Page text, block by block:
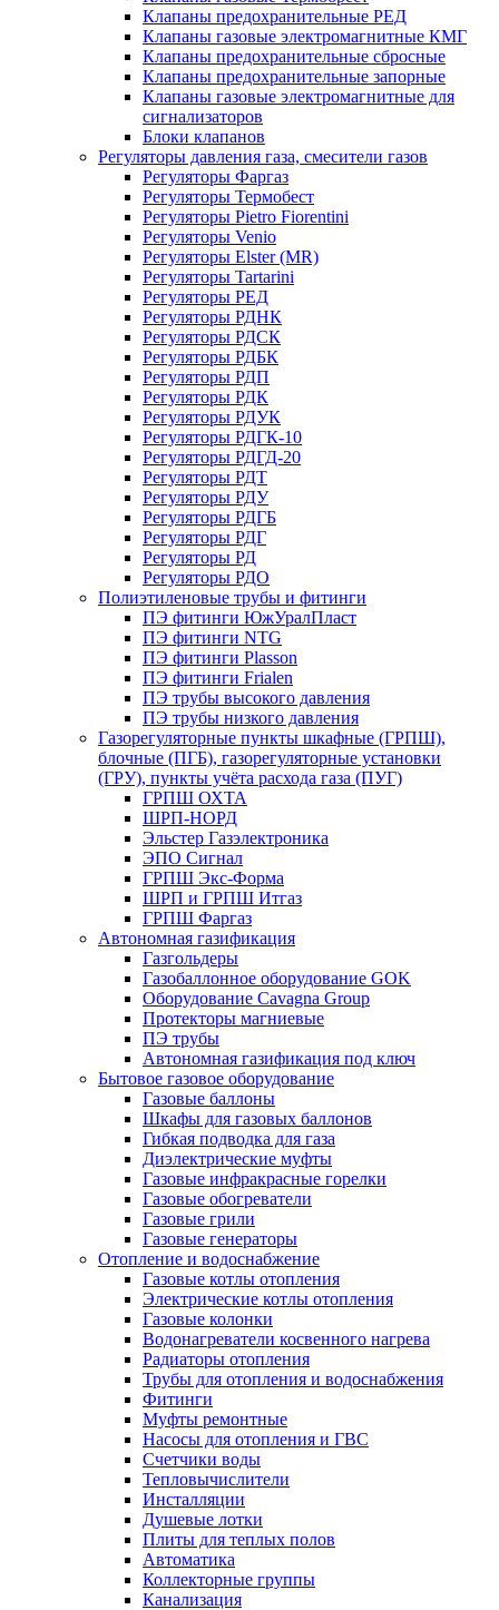
Клапаны предохранительные РЕД
Клапаны газовые электромагнитные КМГ
Клапаны предохранительные сбросные
Клапаны предохранительные запорные
Клапаны газовые электромагнитные для
сигнализаторов
Блоки клапанов
Регуляторы давления газа, смесители газов
Регуляторы Фаргаз
Регуляторы Термобест
Регуляторы Pietro Fiorentini
Регуляторы Venio
Регуляторы Elster (MR)
Регуляторы Tartarini
Регуляторы РЕД
Регуляторы РДНК
Регуляторы РДСК
Регуляторы РДБК
Регуляторы РДП
Регуляторы РДК
Регуляторы РДУК
Регуляторы РДГК-10
Регуляторы РДГД-20
Регуляторы РДТ
Регуляторы РДУ
Регуляторы РДГБ
Регуляторы РДГ
Регуляторы РД
Регуляторы РДО
Полиэтиленовые трубы и фитинги
ПЭ фитинги ЮжУралПласт
ПЭ фитинги NTG
ПЭ фитинги Plasson
ПЭ фитинги Frialen
ПЭ трубы высокого давления
ПЭ трубы низкого давления
Газорегуляторные пункты шкафные (ГРПШ),
блочные (ПГБ), газорегуляторные установки
(ГРУ), пункты учёта расхода газа (ПУГ)
ГРПШ ОХТА
ШРП-НОРД
Эльстер Газэлектроника
ЭПО Сигнал
ГРПШ Экс-Форма
ШРП и ГРПШ Итгаз
ГРПШ Фаргаз
Автономная газификация
Газгольдеры
Газобаллонное оборудование GOK
Оборудование Cavagna Group
Протекторы магниевые
ПЭ трубы
Автономная газификация под ключ
Бытовое газовое оборудование
Газовые баллоны
Шкафы для газовых баллонов
Гибкая подводка для газа
Диэлектрические муфты
Газовые инфракрасные горелки
Газовые обогреватели
Газовые грили
Газовые генераторы
Отопление и водоснабжение
Газовые котлы отопления
Электрические котлы отопления
Газовые колонки
Водонагреватели косвенного нагрева
Радиаторы отопления
Трубы для отопления и водоснабжения
Фитинги
Муфты ремонтные
Насосы для отопления и ГВС
Счетчики воды
Тепловычислители
Инсталляции
Душевые лотки
Плиты для теплых полов
Автоматика
Коллекторные группы
Канализация